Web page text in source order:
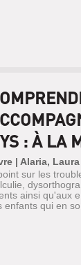
: À LA
| Alaria,
sur les
ainsi qu'aux
qui en